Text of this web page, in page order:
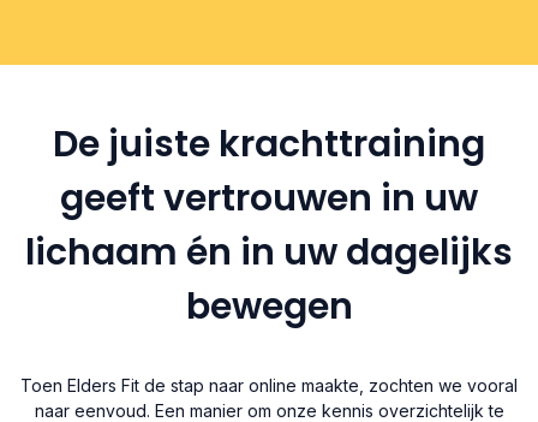
De juiste krachttraining
geeft vertrouwen in uw
lichaam én in uw dagelijks
bewegen
Toen Elders Fit de stap naar online maakte, zochten we vooral
naar eenvoud. Een manier om onze kennis overzichtelijk te